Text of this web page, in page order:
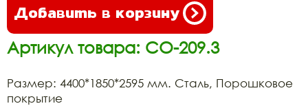
Добавить в корзину
Артикул товара: СО-209.3
Размер: 4400*1850*2595 мм. Сталь, Порошковое
покрытие